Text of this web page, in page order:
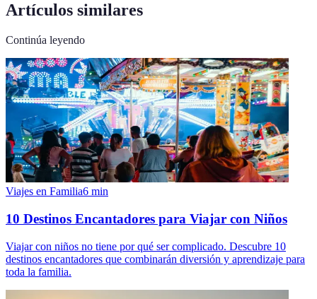
Artículos similares
Continúa leyendo
Viajes en Familia6 min
10 Destinos Encantadores para Viajar con Niños
Viajar con niños no tiene por qué ser complicado. Descubre 10
destinos encantadores que combinarán diversión y aprendizaje para
toda la familia.